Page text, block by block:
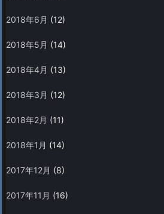
2018年6月 (12)
2018年5月 (14)
2018年4月 (13)
2018年3月 (12)
2018年2月 (11)
2018年1月 (14)
2017年12月 (8)
2017年11月 (16)